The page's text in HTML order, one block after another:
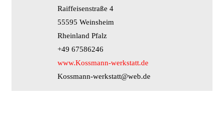
Raiffeisenstraße 4
55595 Weinsheim
Rheinland Pfalz
+49 67586246
www.Kossmann-werkstatt.de
Kossmann-werkstatt@web.de